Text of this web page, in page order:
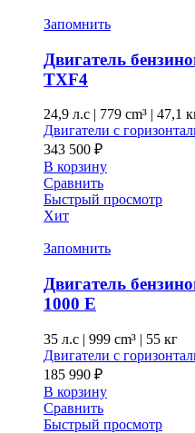
Запомнить
Двигатель
TXF4
24,9 л.с | 779 cm³ | 47,1
Двигатели с
343 500 ₽
В корзину
Сравнить
Быстрый просмотр
Хит
Запомнить
Двигатель
1000 E
35 л.с | 999 cm³ | 55 кг
Двигатели с
185 990 ₽
В корзину
Сравнить
Быстрый просмотр